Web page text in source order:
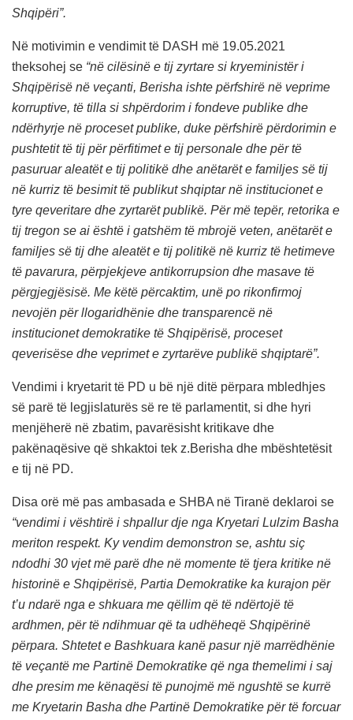
Shqipëri”.
Në motivimin e vendimit të DASH më 19.05.2021
theksohej se “në cilësinë e tij zyrtare si kryeministër i
Shqipërisë në veçanti, Berisha ishte përfshirë në veprime
korruptive, të tilla si shpërdorim i fondeve publike dhe
ndërhyrje në proceset publike, duke përfshirë përdorimin e
pushtetit të tij për përfitimet e tij personale dhe për të
pasuruar aleatët e tij politikë dhe anëtarët e familjes së tij
në kurriz të besimit të publikut shqiptar në institucionet e
tyre qeveritare dhe zyrtarët publikë. Për më tepër, retorika e
tij tregon se ai është i gatshëm të mbrojë veten, anëtarët e
familjes së tij dhe aleatët e tij politikë në kurriz të hetimeve
të pavarura, përpjekjeve antikorrupsion dhe masave të
përgjegjësisë. Me këtë përcaktim, unë po rikonfirmoj
nevojën për llogaridhënie dhe transparencë në
institucionet demokratike të Shqipërisë, proceset
qeverisëse dhe veprimet e zyrtarëve publikë shqiptarë”.
Vendimi i kryetarit të PD u bë një ditë përpara mbledhjes
së parë të legjislaturës së re të parlamentit, si dhe hyri
menjëherë në zbatim, pavarësisht kritikave dhe
pakënaqësive që shkaktoi tek z.Berisha dhe mbështetësit
e tij në PD.
Disa orë më pas ambasada e SHBA në Tiranë deklaroi se
“vendimi i vështirë i shpallur dje nga Kryetari Lulzim Basha
meriton respekt. Ky vendim demonstron se, ashtu siç
ndodhi 30 vjet më parë dhe në momente të tjera kritike në
historinë e Shqipërisë, Partia Demokratike ka kurajon për
t’u ndarë nga e shkuara me qëllim që të ndërtojë të
ardhmen, për të ndihmuar që ta udhëheqë Shqipërinë
përpara. Shtetet e Bashkuara kanë pasur një marrëdhënie
të veçantë me Partinë Demokratike që nga themelimi i saj
dhe presim me kënaqësi të punojmë më ngushtë se kurrë
me Kryetarin Basha dhe Partinë Demokratike për të forcuar